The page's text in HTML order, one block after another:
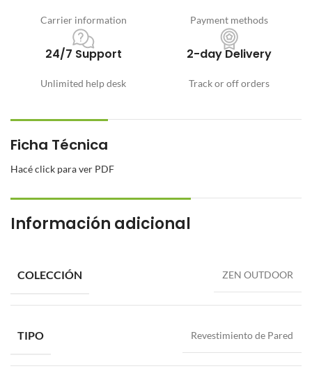
Carrier information Payment methods
24/7 Support
Unlimited help desk
2-day Delivery
Track or off orders
Ficha Técnica
Hacé click para ver PDF
Información adicional
COLECCIÓN ZEN OUTDOOR
TIPO Revestimiento de Pared